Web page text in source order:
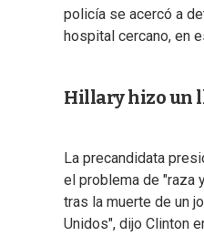
policía se acercó a
hospital cercano, en
Hillary hizo un
La precandidata
el problema de "raza
tras la muerte de un
Unidos", dijo Clinton